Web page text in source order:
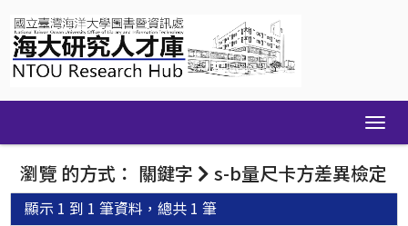
navigation
瀏覽 的方式： 關鍵字 s-b量尺卡方差異檢定
顯示 1 到 1 筆資料，總共 1 筆